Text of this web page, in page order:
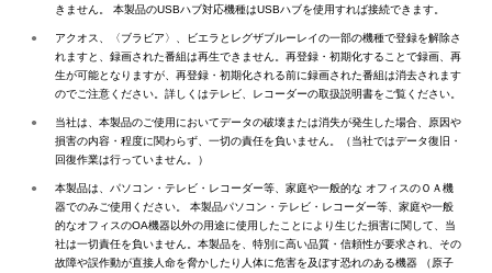
きません。 本製品のUSBハブ対応機種はUSBハブを使用すれば接続できます。
●
アクオス、〈ブラビア〉、ビエラとレグザブルーレイの一部の機種で登録を解除さ
れますと、録画された番組は再生できません。再登録・初期化することで録画、再
生が可能となりますが、再登録・初期化される前に録画された番組は消去されます
のでご注意ください。詳しくはテレビ、レコーダーの取扱説明書をご覧ください。
●
当社は、本製品のご使用においてデータの破壊または消失が発生した場合、原因や
損害の内容・程度に関わらず、一切の責任を負いません。（当社ではデータ復旧・
回復作業は行っていません。）
●
本製品は、パソコン・テレビ・レコーダー等、家庭や一般的な オフィスのＯＡ機
器でのみご使用ください。 本製品パソコン・テレビ・レコーダー等、家庭や一般
的なオフィスのOA機器以外の用途に使用したことにより生じた損害に関して、当
社は一切責任を負いません。本製品を、特別に高い品質・信頼性が要求され、その
故障や誤作動が直接人命を脅かしたり人体に危害を及ぼす恐れのある機器 （原子